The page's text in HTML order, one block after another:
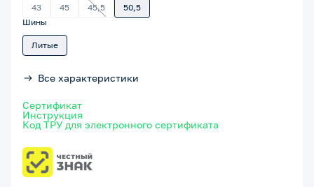
43 45 45,5
50,5
Шины
Литые
Все характеристики
Сертификат
Инструкция
Код ТРУ для электронного сертификата